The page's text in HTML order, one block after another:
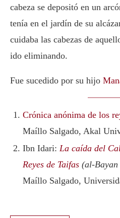
cabeza se depositó en un
tenía en el jardín de su
cuidaba las cabezas de
ido eliminando.
Fue sucedido por su hijo
Crónica anónima de los
Maíllo Salgado, Akal
Ibn Idari: La caída del
Reyes de Taifas (al-
Maíllo Salgado,